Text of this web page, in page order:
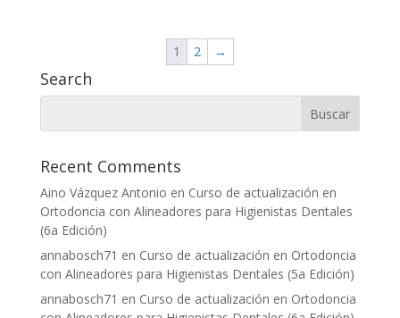
1 2 →
Search
Recent Comments
Aino Vázquez Antonio en Curso de actualización en
Ortodoncia con Alineadores para Higienistas Dentales
(6a Edición)
annabosch71 en Curso de actualización en Ortodoncia
con Alineadores para Higienistas Dentales (5a Edición)
annabosch71 en Curso de actualización en Ortodoncia